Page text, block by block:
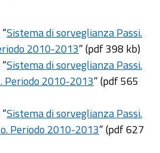
Sistema di sorveglianza Passi.
2010-2013” (pdf 398 kb)
Sistema di sorveglianza Passi.
Periodo 2010-2013” (pdf 565
Sistema di sorveglianza Passi.
Periodo 2010-2013” (pdf 627